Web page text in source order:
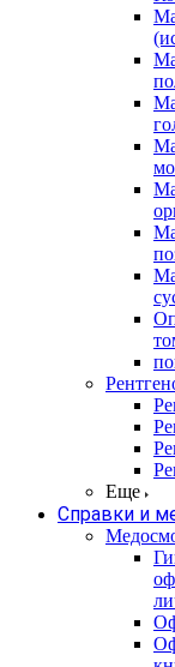
Еще
Справки и